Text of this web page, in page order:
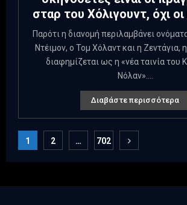
σταρ του Χόλιγουντ, όχι
Παρότι η διανομή περιλαμβάνει
Ντέιμον, ο Τομ Χόλαντ και η Ζεντάγια,
διαφημίζεται ως η «νέα ταινία του
Νόλαν»....
Διαβάστε περισσότερα
Σελιδοποίηση
άρθρων
1 2 … 702